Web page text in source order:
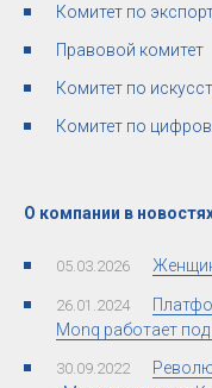
Комитет по
Правовой комитет
Комитет по
Комитет по
О компании в
05.03.2026
26.01.2024
Monq работает
30.09.2022